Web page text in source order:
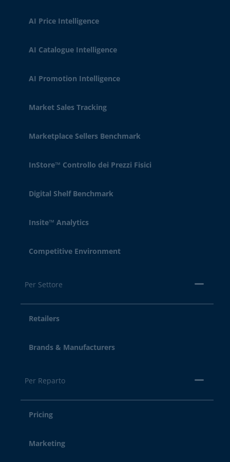
AI Price Intelligence
AI Catalogue Intelligence
AI Promotion Intelligence
Market Sales Tracking
Marketplace Sellers Benchmark
InStore™ Controllo dei Prezzi Fisici
Digital Shelf Benchmark
Insite™ Analytics
Competitive Environment
Per Settore
Retailers
Brands & Manufacturers
Per Reparto
Pricing
Marketing